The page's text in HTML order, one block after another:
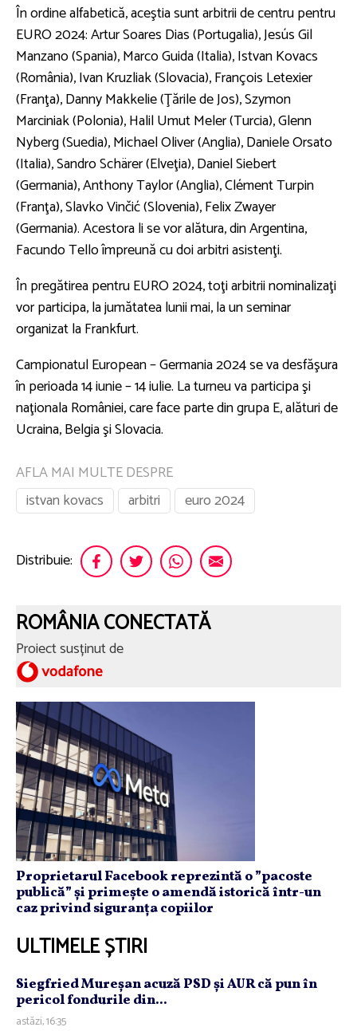
În ordine alfabetică, aceştia sunt arbitrii de centru pentru
EURO 2024: Artur Soares Dias (Portugalia), Jesús Gil
Manzano (Spania), Marco Guida (Italia), Istvan Kovacs
(România), Ivan Kruzliak (Slovacia), François Letexier
(Franţa), Danny Makkelie (Ţările de Jos), Szymon
Marciniak (Polonia), Halil Umut Meler (Turcia), Glenn
Nyberg (Suedia), Michael Oliver (Anglia), Daniele Orsato
(Italia), Sandro Schärer (Elveţia), Daniel Siebert
(Germania), Anthony Taylor (Anglia), Clément Turpin
(Franţa), Slavko Vinčić (Slovenia), Felix Zwayer
(Germania). Acestora li se vor alătura, din Argentina,
Facundo Tello împreună cu doi arbitri asistenţi.
În pregătirea pentru EURO 2024, toţi arbitrii nominalizaţi
vor participa, la jumătatea lunii mai, la un seminar
organizat la Frankfurt.
Campionatul European – Germania 2024 se va desfăşura
în perioada 14 iunie – 14 iulie. La turneu va participa şi
naţionala României, care face parte din grupa E, alături de
Ucraina, Belgia şi Slovacia.
AFLA MAI MULTE DESPRE
istvan kovacs
arbitri euro 2024
Distribuie:
ROMÂNIA CONECTATĂ
Proiect susținut de
Proprietarul Facebook reprezintă o ”pacoste
publică” și primește o amendă istorică într-un
caz privind siguranța copiilor
ULTIMELE ȘTIRI
Siegfried Mureşan acuză PSD şi AUR că pun în
pericol fondurile din...
astăzi, 16:35